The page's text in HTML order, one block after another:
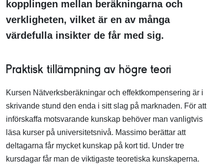
kopplingen mellan beräkningarna och
verkligheten, vilket är en av många
värdefulla insikter de får med sig.
Praktisk tillämpning av högre teori
Kursen Nätverksberäkningar och effektkompensering är i
skrivande stund den enda i sitt slag på marknaden. För att
införskaffa motsvarande kunskap behöver man vanligtvis
läsa kurser på universitetsnivå. Massimo berättar att
deltagarna får mycket kunskap på kort tid. Under tre
kursdagar får man de viktigaste teoretiska kunskaperna.